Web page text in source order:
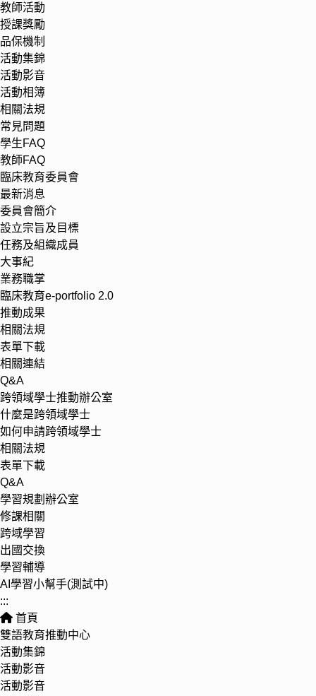
教師活動
授課獎勵
品保機制
活動集錦
活動影音
活動相簿
相關法規
常見問題
學生FAQ
教師FAQ
臨床教育委員會
最新消息
委員會簡介
設立宗旨及目標
任務及組織成員
大事紀
業務職掌
臨床教育e-portfolio 2.0
推動成果
相關法規
表單下載
相關連結
Q&A
跨領域學士推動辦公室
什麼是跨領域學士
如何申請跨領域學士
相關法規
表單下載
Q&A
學習規劃辦公室
修課相關
跨域學習
出國交換
學習輔導
AI學習小幫手(測試中)
:::
首頁
雙語教育推動中心
活動集錦
活動影音
活動影音